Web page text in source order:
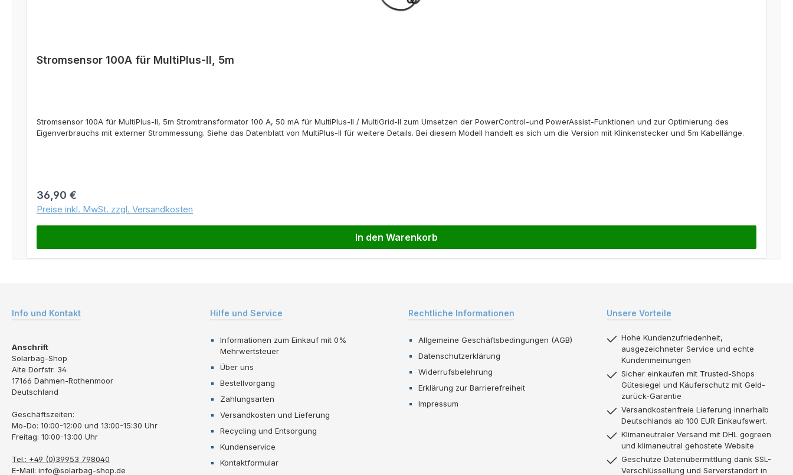
Stromsensor 100A für MultiPlus-II, 5m
Stromsensor 100A für MultiPlus-II, 5m Stromtransformator 100 A, 50 mA für MultiPlus-II / MultiGrid-II zum Umsetzen der PowerControl-und PowerAssist-Funktionen und zur Optimierung des
Eigenverbrauchs mit externer Strommessung. Siehe das Datenblatt von MultiPlus-II für weitere Details. Bei diesem Modell handelt es sich um die Version mit Klinkenstecker und 5m Kabellänge.
Regulärer Preis:
36,90 €
Preise inkl. MwSt. zzgl. Versandkosten
In den Warenkorb
Info und Kontakt
Anschrift
Solarbag-Shop
Alte Dorfstr. 34
17166 Dahmen-Rothenmoor
Deutschland
Geschäftszeiten:
Mo-Do: 10:00-12:00 und 13:00-15:30 Uhr
Freitag: 10:00-13:00 Uhr
Tel.: +49 (0)39953 798040
E-Mail: info@solarbag-shop.de
Hilfe und Service
Informationen zum Einkauf mit 0%
Mehrwertsteuer
Über uns
Bestellvorgang
Zahlungsarten
Versandkosten und Lieferung
Recycling und Entsorgung
Kundenservice
Kontaktformular
Rechtliche Informationen
Allgemeine Geschäftsbedingungen (AGB)
Datenschutzerklärung
Widerrufsbelehrung
Erklärung zur Barrierefreiheit
Impressum
Unsere Vorteile
Hohe Kundenzufriedenheit,
ausgezeichneter Service und echte
Kundenmeinungen
Sicher einkaufen mit Trusted-Shops
Gütesiegel und Käuferschutz mit Geld-
zurück-Garantie
Versandkostenfreie Lieferung innerhalb
Deutschlands ab 100 EUR Einkaufswert.
Klimaneutraler Versand mit DHL gogreen
und klimaneutral gehostete Website
Geschütze Datenübermittlung dank SSL-
Verschlüssellung und Serverstandort in